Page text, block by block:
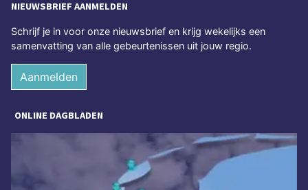
NIEUWSBRIEF AANMELDEN
Schrijf je in voor onze nieuwsbrief en krijg wekelijks een
samenvatting van alle gebeurtenissen uit jouw regio.
Aanmelden
ONLINE DAGBLADEN